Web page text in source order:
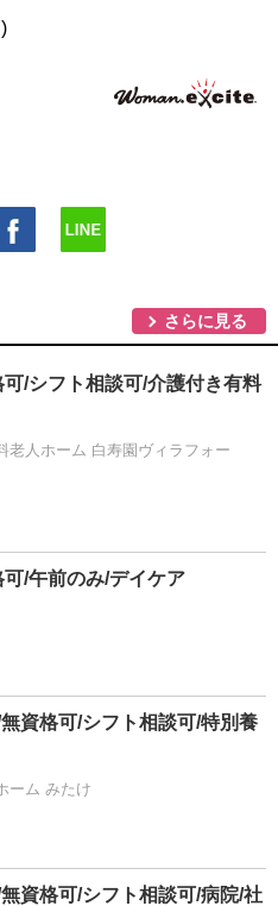
さらに見る
可/シフト相談可/介護付き有料
老人ホーム 白寿園ヴィラフォー
可/午前のみ/デイケア
資格可/シフト相談可/特別養
ーム みたけ
資格可/シフト相談可/病院/社